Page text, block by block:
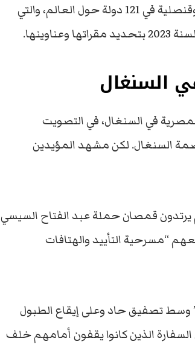
وتجرى العملية الانتخابية خارج مصر في عدد 137 سفارة وقنصلية في 121 دولة حول العالم، والتي
السنغال
في السنغال، في التصويت
السنغال. لكن مشهد المؤيدين
قمصان حملة عبد الفتاح السيسي
“مسرحية التأييد والهتافات
تصفيق حاد وعلى إيقاع الطبول
الذين كانوا يقفون أمامهم خلف